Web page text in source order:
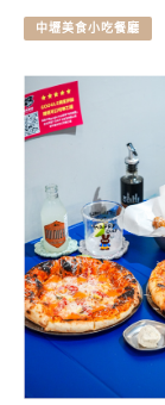
中壢美食小吃餐廳